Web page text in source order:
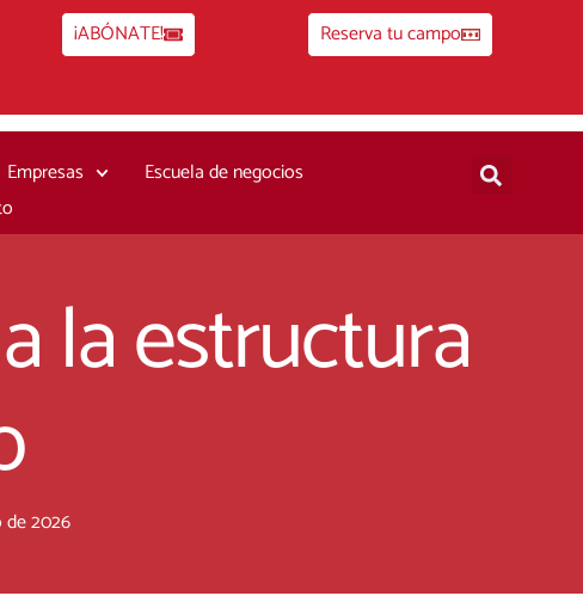
¡ABÓNATE! Reserva tu campo
Empresas
Escuela de negocios
la estructura
de 2026